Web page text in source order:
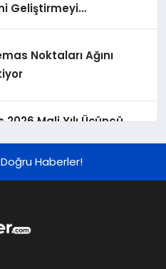
Geliştirmeyi
Noktaları Ağını
2026 Mali Yılı Üçüncü
EPS Beklentisi
Açıkladı
Haberler!